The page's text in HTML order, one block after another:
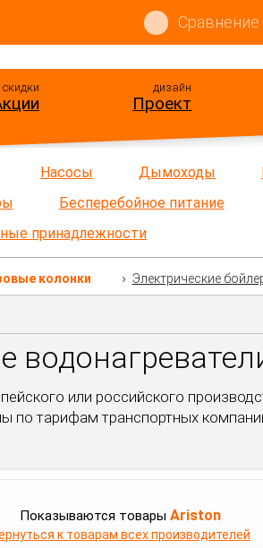
Сравнение
скидки дизайн
Проект
Насосы Дымоходы
Бесперебойное питание
принадлежности
колонки Электрические
или российского
по тарифам транспортных
Показываются товары Ariston
к товарам всех производителей